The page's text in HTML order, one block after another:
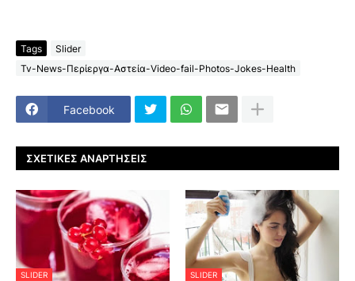
Tags
Slider
Tv-News-Περίεργα-Αστεία-Video-fail-Photos-Jokes-Health
Facebook
ΣΧΕΤΙΚΈΣ ΑΝΑΡΤΉΣΕΙΣ
SLIDER SLIDER